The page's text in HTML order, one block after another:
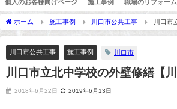
個人のお客様向けページ 施工事例 職場のリフォーム
ホーム 施工事例 川口市公共工事
川口市
市公共工事】
川口市公共工事 施工事例 川口市
川口市立北中学校の外壁修繕【
2018年6月22日 2019年6月13日